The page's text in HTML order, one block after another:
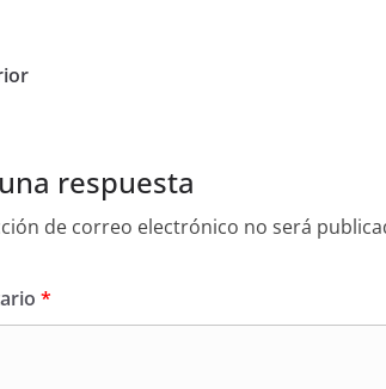
respuesta
de correo electrónico no será
*